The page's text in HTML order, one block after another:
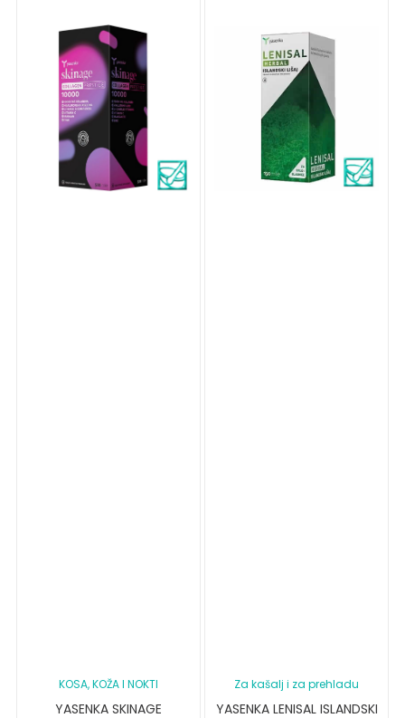
KOSA, KOŽA I NOKTI
YASENKA SKINAGE
Za kašalj i za prehladu
YASENKA LENISAL ISLANDSKI